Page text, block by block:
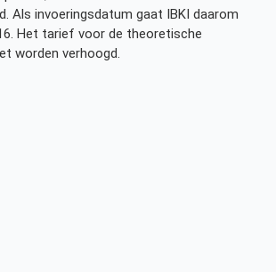
Als invoeringsdatum gaat IBKI daarom
Het tarief voor de theoretische
worden verhoogd.